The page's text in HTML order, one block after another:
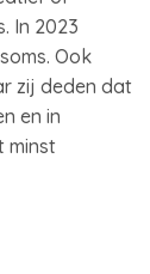
In 2023
Ook
zij deden dat
en in
minst